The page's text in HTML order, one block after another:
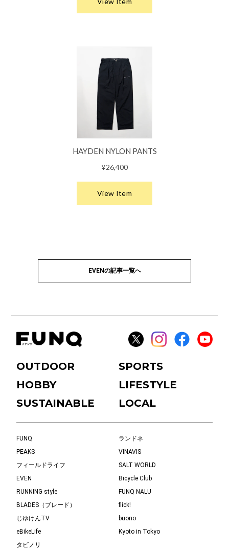
EVENの記事一覧へ
OUTDOOR
SPORTS
HOBBY
LIFESTYLE
SUSTAINABLE
LOCAL
FUNQ
ランドネ
PEAKS
VINAVIS
フィールドライフ
SALT WORLD
EVEN
Bicycle Club
RUNNING style
FUNQ NALU
BLADES（ブレード）
flick!
じゆけんTV
buono
eBikeLife
Kyoto in Tokyo
タビノリ